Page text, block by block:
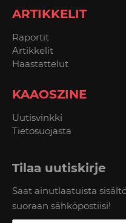
ARTIKKELIT
Raportit
Artikkelit
Haastattelut
KAAOSZINE
Uutisvinkki
Tietosuojasta
Tilaa uutiskirje
Saat ainutlaatuista
suoraan sähköpostiisi!